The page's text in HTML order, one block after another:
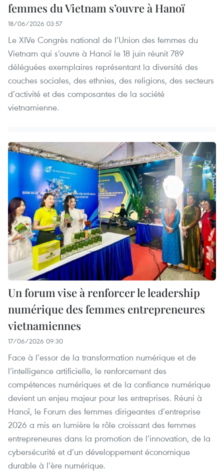
femmes du Vietnam s’ouvre à Hanoï
18/06/2026 03:57
Le XIVe Congrès national de l’Union des femmes du
Vietnam qui s’ouvre à Hanoï le 18 juin réunit 789
déléguées exemplaires représentant la diversité des
couches sociales, des ethnies, des religions, des secteurs
d’activité et des composantes de la société
vietnamienne.
Un forum vise à renforcer le leadership
numérique des femmes entrepreneures
vietnamiennes
17/06/2026 09:30
Face à l’essor de la transformation numérique et de
l’intelligence artificielle, le renforcement des
compétences numériques et de la confiance numérique
devient un enjeu majeur pour les entreprises. Réuni à
Hanoï, le Forum des femmes dirigeantes d’entreprise
2026 a mis en lumière le rôle croissant des femmes
entrepreneures dans la promotion de l’innovation, de la
cybersécurité et d’un développement économique
durable à l’ère numérique.